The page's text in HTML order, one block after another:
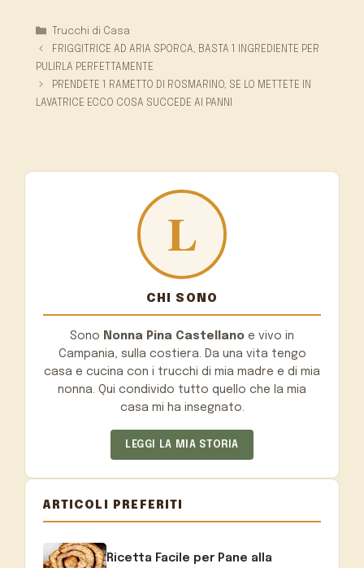
Categorie
Trucchi di Casa
FRIGGITRICE AD ARIA SPORCA, BASTA 1 INGREDIENTE PER
PULIRLA PERFETTAMENTE
PRENDETE 1 RAMETTO DI ROSMARINO, SE LO METTETE IN
LAVATRICE ECCO COSA SUCCEDE AI PANNI
CHI SONO
Sono Nonna Pina Castellano e vivo in
Campania, sulla costiera. Da una vita tengo
casa e cucina con i trucchi di mia madre e di mia
nonna. Qui condivido tutto quello che la mia
casa mi ha insegnato.
LEGGI LA MIA STORIA
ARTICOLI PREFERITI
Ricetta Facile per Pane alla